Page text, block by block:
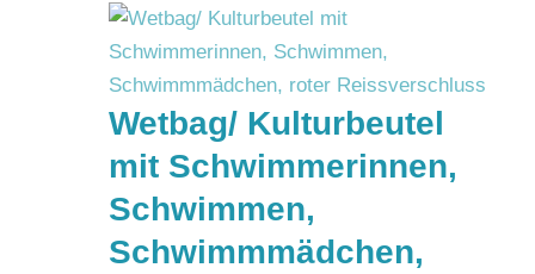
Wetbag/ Kulturbeutel
mit Schwimmerinnen,
Schwimmen,
Schwimmmädchen,